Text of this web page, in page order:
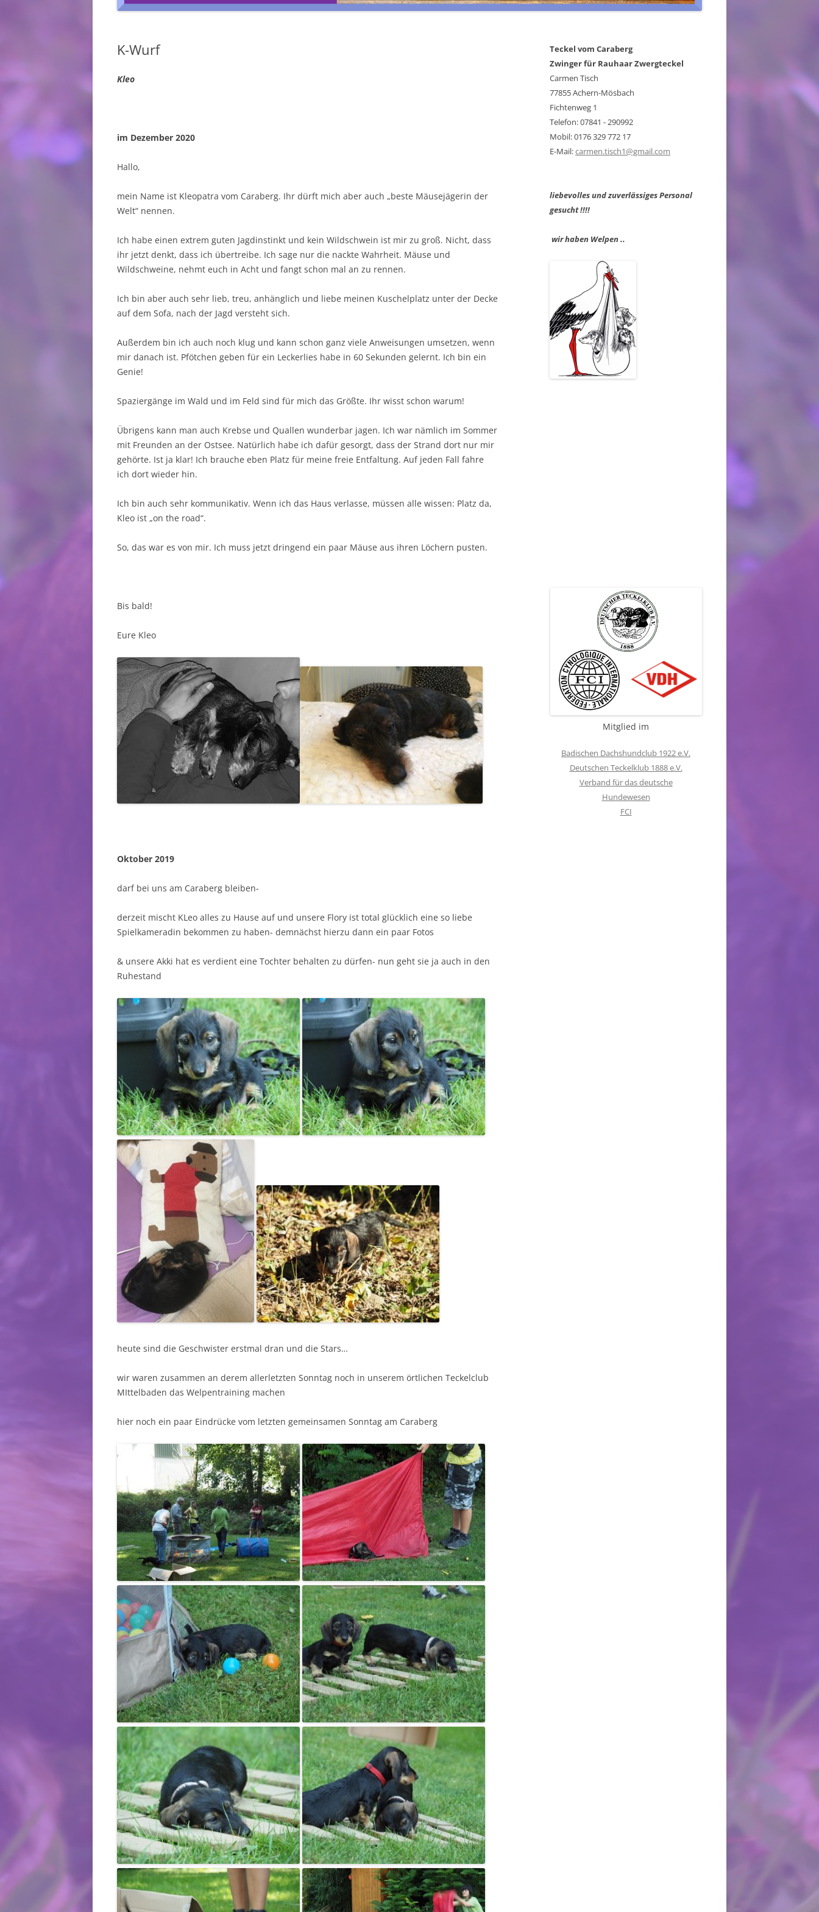
C-WURF
A-WURF
THEMA KASTRATION
NÜTZLICHES UND
INTERESSANTES…..
K-Wurf
Kleo
im Dezember 2020
Hallo,
mein Name ist Kleopatra vom Caraberg. Ihr dürft mich aber auch „beste Mäusejägerin der
Welt“ nennen.
Ich habe einen extrem guten Jagdinstinkt und kein Wildschwein ist mir zu groß. Nicht, dass
ihr jetzt denkt, dass ich übertreibe. Ich sage nur die nackte Wahrheit. Mäuse und
Wildschweine, nehmt euch in Acht und fangt schon mal an zu rennen.
Ich bin aber auch sehr lieb, treu, anhänglich und liebe meinen Kuschelplatz unter der Decke
auf dem Sofa, nach der Jagd versteht sich.
Außerdem bin ich auch noch klug und kann schon ganz viele Anweisungen umsetzen, wenn
mir danach ist. Pfötchen geben für ein Leckerlies habe in 60 Sekunden gelernt. Ich bin ein
Genie!
Spaziergänge im Wald und im Feld sind für mich das Größte. Ihr wisst schon warum!
Übrigens kann man auch Krebse und Quallen wunderbar jagen. Ich war nämlich im Sommer
mit Freunden an der Ostsee. Natürlich habe ich dafür gesorgt, dass der Strand dort nur mir
gehörte. Ist ja klar! Ich brauche eben Platz für meine freie Entfaltung. Auf jeden Fall fahre
ich dort wieder hin.
Ich bin auch sehr kommunikativ. Wenn ich das Haus verlasse, müssen alle wissen: Platz da,
Kleo ist „on the road“.
So, das war es von mir. Ich muss jetzt dringend ein paar Mäuse aus ihren Löchern pusten.
Bis bald!
Eure Kleo
Oktober 2019
darf bei uns am Caraberg bleiben-
derzeit mischt KLeo alles zu Hause auf und unsere Flory ist total glücklich eine so liebe
Spielkameradin bekommen zu haben- demnächst hierzu dann ein paar Fotos
& unsere Akki hat es verdient eine Tochter behalten zu dürfen- nun geht sie ja auch in den
Ruhestand
heute sind die Geschwister erstmal dran und die Stars…
wir waren zusammen an derem allerletzten Sonntag noch in unserem örtlichen Teckelclub
MIttelbaden das Welpentraining machen
hier noch ein paar Eindrücke vom letzten gemeinsamen Sonntag am Caraberg
Teckel vom Caraberg
Zwinger für Rauhaar Zwergteckel
Carmen Tisch
77855 Achern-Mösbach
Fichtenweg 1
Telefon: 07841 - 290992
Mobil: 0176 329 772 17
E-Mail:carmen.tisch1@gmail.com
liebevolles und zuverlässiges Personal
gesucht !!!!
wir haben Welpen ..
Mitglied im
Badischen Dachshundclub 1922 e.V.
Deutschen Teckelklub 1888 e.V.
Verband für das deutsche
Hundewesen
FCI